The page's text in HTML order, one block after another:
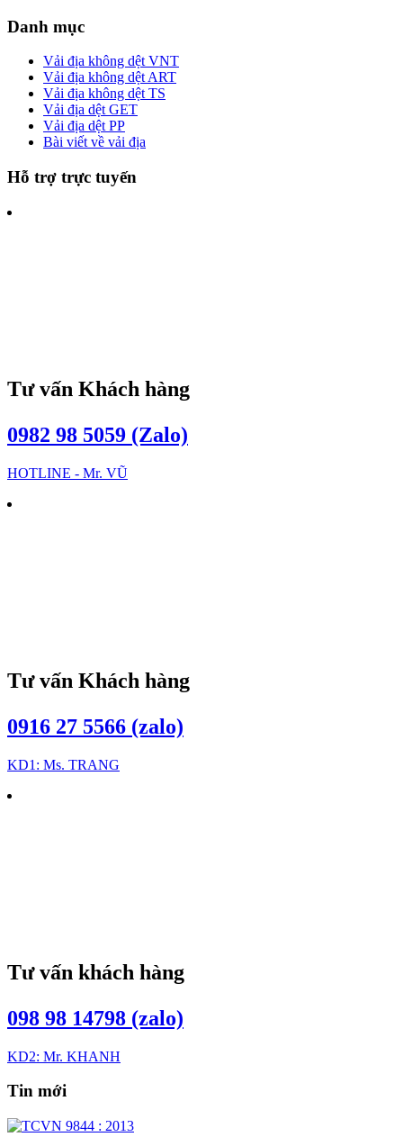
Danh mục
Vải địa không dệt VNT
Vải địa không dệt ART
Vải địa không dệt TS
Vải địa dệt GET
Vải địa dệt PP
Bài viết về vải địa
Hỗ trợ trực tuyến
Tư vấn Khách hàng
0982 98 5059 (Zalo)
HOTLINE - Mr. VŨ
Tư vấn Khách hàng
0916 27 5566 (zalo)
KD1: Ms. TRANG
Tư vấn khách hàng
098 98 14798 (zalo)
KD2: Mr. KHANH
Tin mới